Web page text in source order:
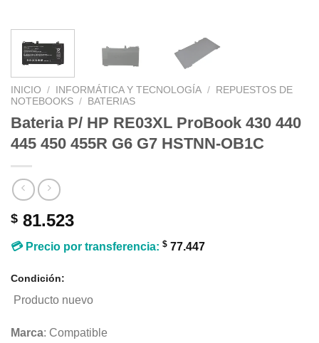
INICIO / INFORMÁTICA Y TECNOLOGÍA /
REPUESTOS DE
NOTEBOOKS / BATERIAS
Bateria P/ HP RE03XL ProBook 430 440
445 450 455R G6 G7 HSTNN-OB1C
$ 81.523
💳 Precio por transferencia: $ 77.447
Condición:
Producto nuevo
Marca: Compatible